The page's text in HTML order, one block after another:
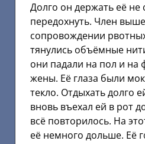
Долго он держать её не
передохнуть. Член
сопровождении
тянулись объёмные
они падали на пол и на
жены. Её глаза были
текло. Отдыхать долго
вновь въехал ей в рот
всё повторилось. На
её немного дольше. Её